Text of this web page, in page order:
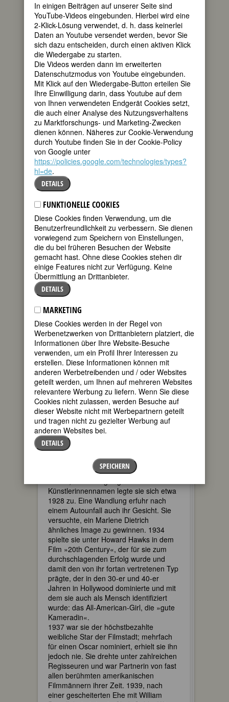
Künstlernamens]; Carole Lombard
Gable)
geboren am 6. Oktober 1908 in Fort
Wayne, Indiana
gestorben am 16. Januar 1942 bei Las
Vegas
US-amerikanische Schauspielerin
115. Geburtstag am 6. Oktober 2023
Biografie•Zitate •Weblinks•Literatur &
Quellen•Bildquellen
BIOGRAFIE
Carole Lombard
dürfte vor allem
mit ihrem letzten
Film, ihrem 66.
übrigens, in
Erinnerung
bleiben: »To Be Or Not to Be« von Ernst
Lubitsch. Zu Lebzeiten war sie in den
USA ein Idol, und die Nation trauerte,
als sie bei einem Flugzeugunglück
starb. Sie befand sich auf dem Rückflug
von einer jener Veranstaltungen, mit
denen die Kriegsbegeisterung der
Amerikaner angefeuert wurde. Ihr zu
Ehren nannte sich nun die Besatzung
Lombardians«, und ein Schiff wurde auf
ihren Namen getauft.
Carole Lombards Weg zum Ruhm und
Idol begann 1921, als die zwölfjährige
Jane Peters ihr Filmdebut gab; schon im
nächsten Film nannte sie sich Carole
Künstlerinnennamen legte sie sich etwa
1928 zu. Eine Wandlung erfuhr nach
einem Autounfall auch ihr Gesicht. Sie
versuchte, ein Marlene Dietrich
ähnliches Image zu gewinnen. 1934
spielte sie unter Howard Hawks in dem
Film »20th Century«, der für sie zum
durchschlagenden Erfolg wurde und
damit den von ihr fortan vertretenen Typ
prägte, der in den 30-er und 40-er
Jahren in Hollywood dominierte und mit
dem sie auch als Mensch identifiziert
wurde: das All-American-Girl, die »gute
Kameradin«.
1937 war sie der höchstbezahlte
weibliche Star der Filmstadt; mehrfach
für einen Oscar nominiert, erhielt sie ihn
jedoch nie. Sie drehte unter zahlreichen
Regisseuren und war Partnerin von fast
allen berühmten amerikanischen
Filmmännern ihrer Zeit. 1939, nach
einer gescheiterten Ehe mit William
In einigen Beiträgen auf unserer Seite sind
YouTube-Videos eingebunden. Hierbei wird eine
2-Klick-Lösung verwendet, d. h. dass keinerlei
Daten an Youtube versendet werden, bevor Sie
sich dazu entscheiden, durch einen aktiven Klick
die Wiedergabe zu starten.
Die Videos werden dann im erweiterten
Datenschutzmodus von Youtube eingebunden.
Mit Klick auf den Wiedergabe-Button erteilen Sie
Ihre Einwilligung darin, dass Youtube auf dem
von Ihnen verwendeten Endgerät Cookies setzt,
die auch einer Analyse des Nutzungsverhaltens
zu Marktforschungs- und Marketing-Zwecken
dienen können. Näheres zur Cookie-Verwendung
durch Youtube finden Sie in der Cookie-Policy
von Google unter
https://policies.google.com/technologies/types?
hl=de.
DETAILS
FUNKTIONELLE COOKIES
Diese Cookies finden Verwendung, um die
Benutzerfreundlichkeit zu verbessern. Sie dienen
vorwiegend zum Speichern von Einstellungen,
die du bei früheren Besuchen der Website
gemacht hast. Ohne diese Cookies stehen dir
einige Features nicht zur Verfügung. Keine
Übermittlung an Drittanbieter.
DETAILS
MARKETING
Diese Cookies werden in der Regel von
Werbenetzwerken von Drittanbietern platziert, die
Informationen über Ihre Website-Besuche
verwenden, um ein Profil Ihrer Interessen zu
erstellen. Diese Informationen können mit
anderen Werbetreibenden und / oder Websites
geteilt werden, um Ihnen auf mehreren Websites
relevantere Werbung zu liefern. Wenn Sie diese
Cookies nicht zulassen, werden Besuche auf
dieser Website nicht mit Werbepartnern geteilt
und tragen nicht zu gezielter Werbung auf
anderen Websites bei.
DETAILS
SPEICHERN